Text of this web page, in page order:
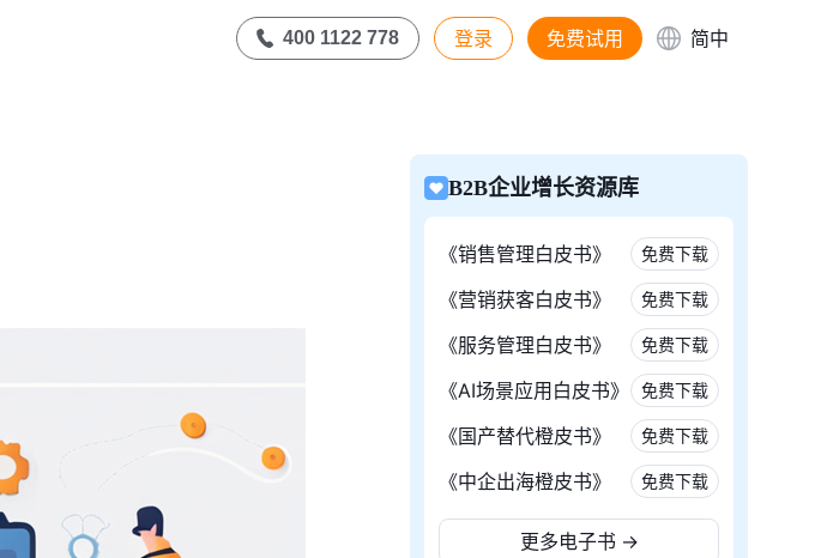
400 1122 778 登录 免费试用 简中
B2B企业增长资源库
《销售管理白皮书》 免费下载
《营销获客白皮书》 免费下载
《服务管理白皮书》 免费下载
《AI场景应用白皮书》 免费下载
《国产替代橙皮书》 免费下载
《中企出海橙皮书》 免费下载
更多电子书 →